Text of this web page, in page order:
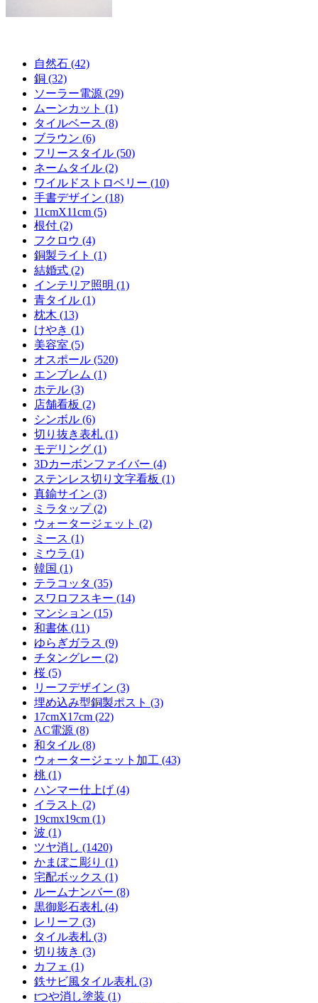
自然石 (42)
銅 (32)
ソーラー電源 (29)
ムーンカット (1)
タイルベース (8)
ブラウン (6)
フリースタイル (50)
ネームタイル (2)
ワイルドストロベリー (10)
手書デザイン (18)
11cmX11cm (5)
根付 (2)
フクロウ (4)
銅製ライト (1)
結婚式 (2)
インテリア照明 (1)
青タイル (1)
枕木 (13)
けやき (1)
美容室 (5)
オスポール (520)
エンブレム (1)
ホテル (3)
店舗看板 (2)
シンボル (6)
切り抜き表札 (1)
モデリング (1)
3Dカーボンファイバー (4)
ステンレス切り文字看板 (1)
真鍮サイン (3)
ミラタップ (2)
ウォータージェット (2)
ミース (1)
ミウラ (1)
韓国 (1)
テラコッタ (35)
スワロフスキー (14)
マンション (15)
和書体 (11)
ゆらぎガラス (9)
チタングレー (2)
桜 (5)
リーフデザイン (3)
埋め込み型銅製ポスト (3)
17cmX17cm (22)
AC電源 (8)
和タイル (8)
ウォータージェット加工 (43)
桃 (1)
ハンマー仕上げ (4)
イラスト (2)
19cmx19cm (1)
波 (1)
ツヤ消し (1420)
かまぼこ彫り (1)
宅配ボックス (1)
ルームナンバー (8)
黒御影石表札 (4)
レリーフ (3)
タイル表札 (3)
切り抜き (3)
カフェ (1)
鉄サビ風タイル表札 (3)
tつや消し塗装 (1)